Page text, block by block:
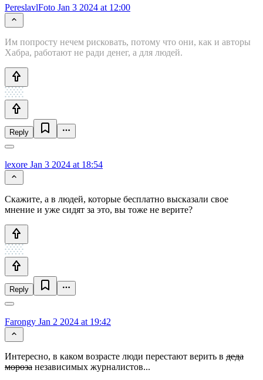
PereslavlFoto Jan 3 2024 at 12:00
Им попросту нечем рисковать, потому что они, как и авторы
Хабра, работают не ради денег, а для людей.
Reply
lexore Jan 3 2024 at 18:54
Скажите, а в людей, которые бесплатно высказали свое
мнение и уже сидят за это, вы тоже не верите?
Reply
Farongy Jan 2 2024 at 19:42
Интересно, в каком возрасте люди перестают верить в деда
мороза независимых журналистов...